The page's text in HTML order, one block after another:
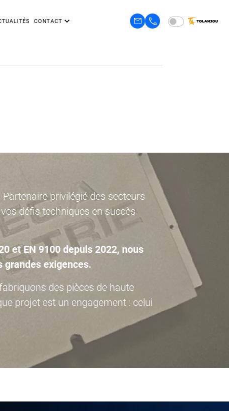
CONTACT
privilégié des secteurs
défis techniques en succès
et EN 9100 depuis 2022, nous
exigences.
des pièces de haute
projet est un engagement : celui